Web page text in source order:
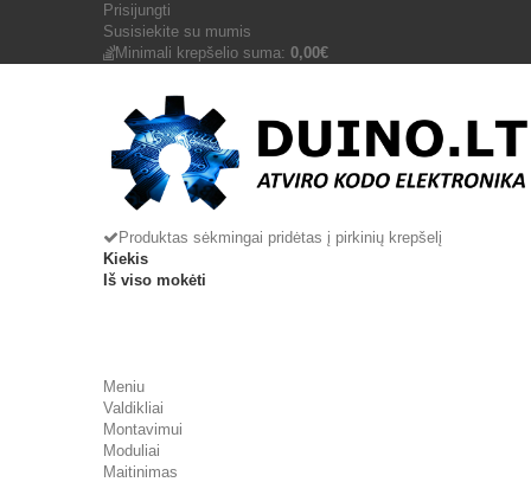
Prisijungti
Susisiekite su mumis
Minimali krepšelio suma: 0,00€
Produktas sėkmingai pridėtas į pirkinių krepšelį
Kiekis
Iš viso mokėti
Meniu
Valdikliai
Montavimui
Moduliai
Maitinimas